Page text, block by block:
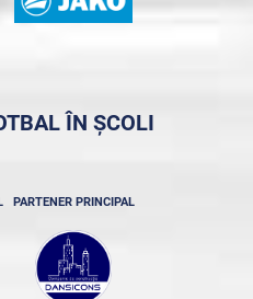
ÎN ȘCOLI
PARTENER PRINCIPAL